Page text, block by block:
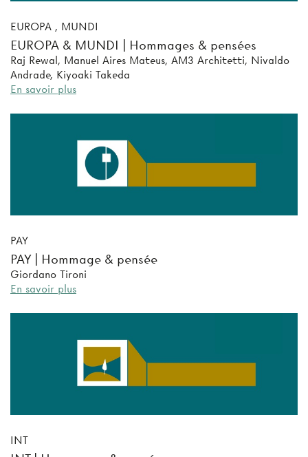
EUROPA , MUNDI
EUROPA & MUNDI | Hommages & pensées
Raj Rewal, Manuel Aires Mateus, AM3 Architetti, Nivaldo
Andrade, Kiyoaki Takeda
En savoir plus
PAY
PAY | Hommage & pensée
Giordano Tironi
En savoir plus
INT